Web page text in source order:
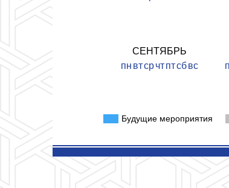
СЕНТЯБРЬ
пн втсрчтптсбвс
Будущие мероприятия